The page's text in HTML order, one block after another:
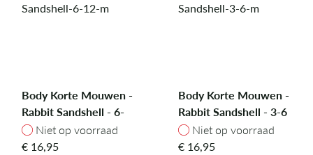
Body Korte Mouwen -
Rabbit Sandshell - 6-
12 m
Niet op voorraad
Niet op voorraad
€ 16,95
Body Korte Mouwen -
Rabbit Sandshell - 3-6
mNiet op voorraad
Niet op voorraad
€ 16,95